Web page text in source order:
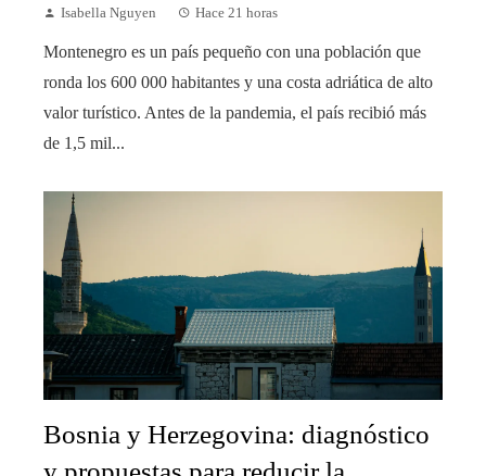
Isabella Nguyen Hace 21 horas
Montenegro es un país pequeño con una población que
ronda los 600 000 habitantes y una costa adriática de alto
valor turístico. Antes de la pandemia, el país recibió más
de 1,5 mil...
Bosnia y Herzegovina: diagnóstico